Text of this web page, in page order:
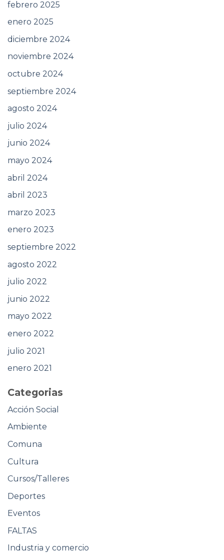
febrero 2025
enero 2025
diciembre 2024
noviembre 2024
octubre 2024
septiembre 2024
agosto 2024
julio 2024
junio 2024
mayo 2024
abril 2024
abril 2023
marzo 2023
enero 2023
septiembre 2022
agosto 2022
julio 2022
junio 2022
mayo 2022
enero 2022
julio 2021
enero 2021
Categorias
Acción Social
Ambiente
Comuna
Cultura
Cursos/Talleres
Deportes
Eventos
FALTAS
Industria y comercio